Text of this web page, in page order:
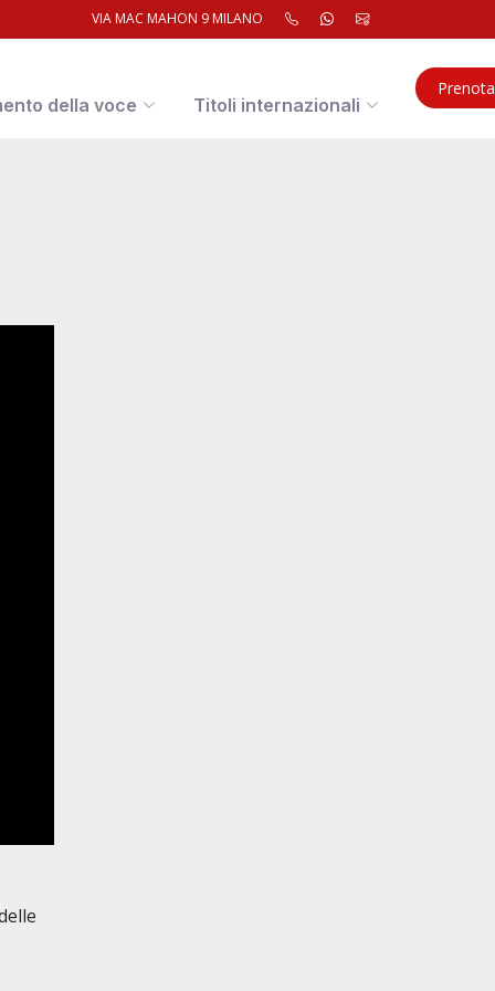
VIA MAC MAHON 9 MILANO
della voce Titoli internazionali